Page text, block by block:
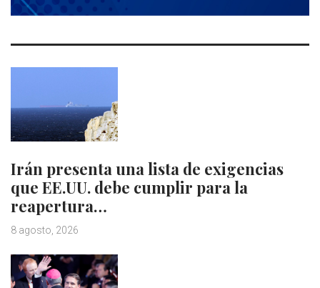
Irán presenta una lista de exigencias
que EE.UU. debe cumplir para la
reapertura…
8 agosto, 2026